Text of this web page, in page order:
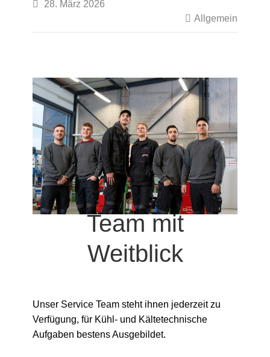

28. März 2026
 Allgemein
Team mit
Weitblick
Unser Service Team steht ihnen jederzeit zu
Verfügung, für Kühl- und Kältetechnische
Aufgaben bestens Ausgebildet.